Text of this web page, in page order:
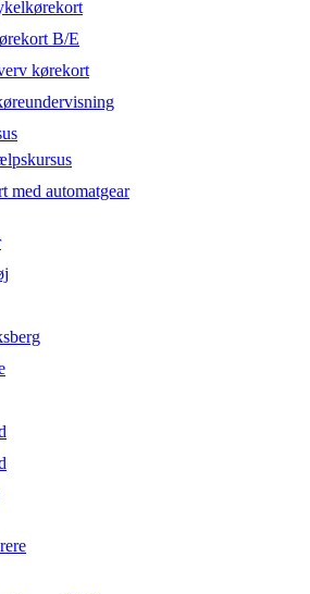
B/E
kørekort
med automatgear